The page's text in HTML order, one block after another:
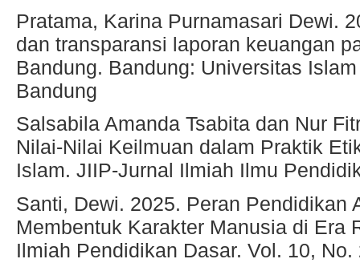
Pratama, Karina Purnamasari Dewi.
dan transparansi laporan keuangan
Bandung. Bandung: Universitas
Bandung
Salsabila Amanda Tsabita dan Nur
Nilai‑Nilai Keilmuan dalam Praktik
Islam. JIIP-Jurnal Ilmiah Ilmu
Santi, Dewi. 2025. Peran Pendidikan
Membentuk Karakter Manusia di Era
Ilmiah Pendidikan Dasar. Vol. 10, No.